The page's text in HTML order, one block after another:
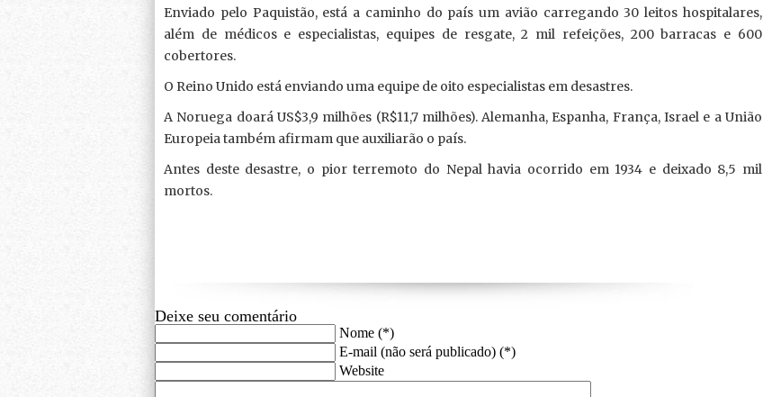
Enviado pelo Paquistão, está a caminho do país um avião carregando 30 leitos hospitalares,
além de médicos e especialistas, equipes de resgate, 2 mil refeições, 200 barracas e 600
cobertores.
O Reino Unido está enviando uma equipe de oito especialistas em desastres.
A Noruega doará US$3,9 milhões (R$11,7 milhões). Alemanha, Espanha, França, Israel e a União
Europeia também afirmam que auxiliarão o país.
Antes deste desastre, o pior terremoto do Nepal havia ocorrido em 1934 e deixado 8,5 mil
mortos.
Deixe seu comentário
Nome (*)
E-mail (não será publicado) (*)
Website